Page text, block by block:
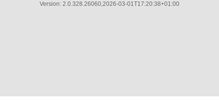
Version: 2.0.328.26060,2026-03-01T17:20:38+01:00